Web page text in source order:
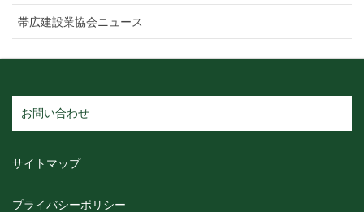
帯広建設業協会ニュース
お問い合わせ
サイトマップ
プライバシーポリシー